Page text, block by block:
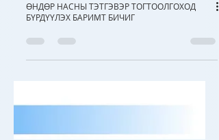
ӨНДӨР НАСНЫ ТЭТГЭВЭР ТОГТООЛГОХОД